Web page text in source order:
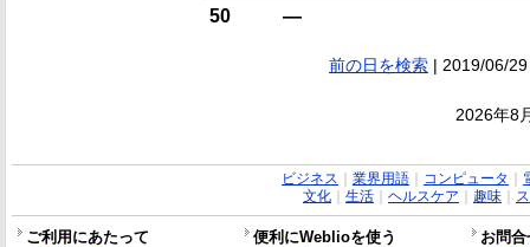
50
―
前の日を検索| 2019/06/
2026年8
ビジネス 業界用語｜ コンピュータ
文化｜ 生活｜ ヘルスケア 趣味｜
ご利用にあたって 便利にWeblioを使う
お問